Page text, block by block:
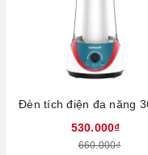
530.000₫
660.000₫